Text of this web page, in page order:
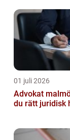
01 juli 2026
Advokat malmö så
du rätt juridisk